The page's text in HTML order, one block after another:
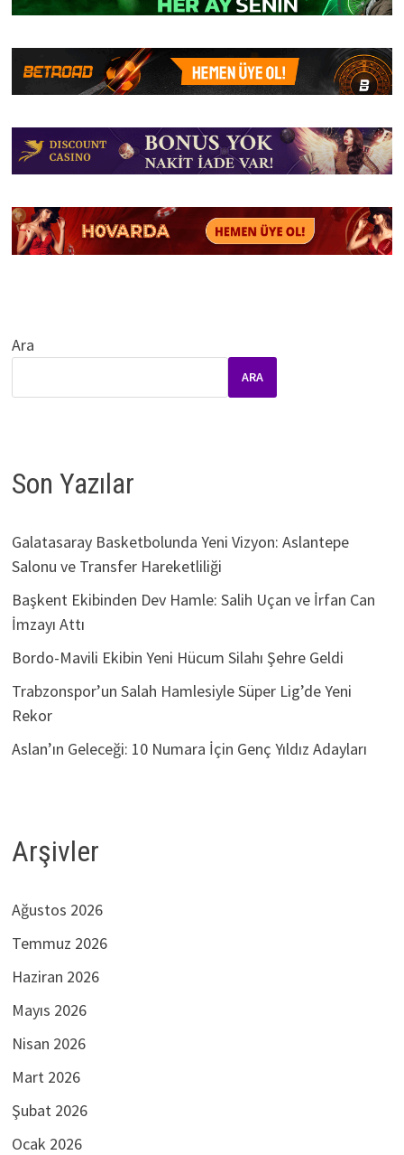
Ara
ARA
Son Yazılar
Galatasaray Basketbolunda Yeni Vizyon: Aslantepe
Salonu ve Transfer Hareketliliği
Başkent Ekibinden Dev Hamle: Salih Uçan ve İrfan Can
İmzayı Attı
Bordo-Mavili Ekibin Yeni Hücum Silahı Şehre Geldi
Trabzonspor’un Salah Hamlesiyle Süper Lig’de Yeni
Rekor
Aslan’ın Geleceği: 10 Numara İçin Genç Yıldız Adayları
Arşivler
Ağustos 2026
Temmuz 2026
Haziran 2026
Mayıs 2026
Nisan 2026
Mart 2026
Şubat 2026
Ocak 2026